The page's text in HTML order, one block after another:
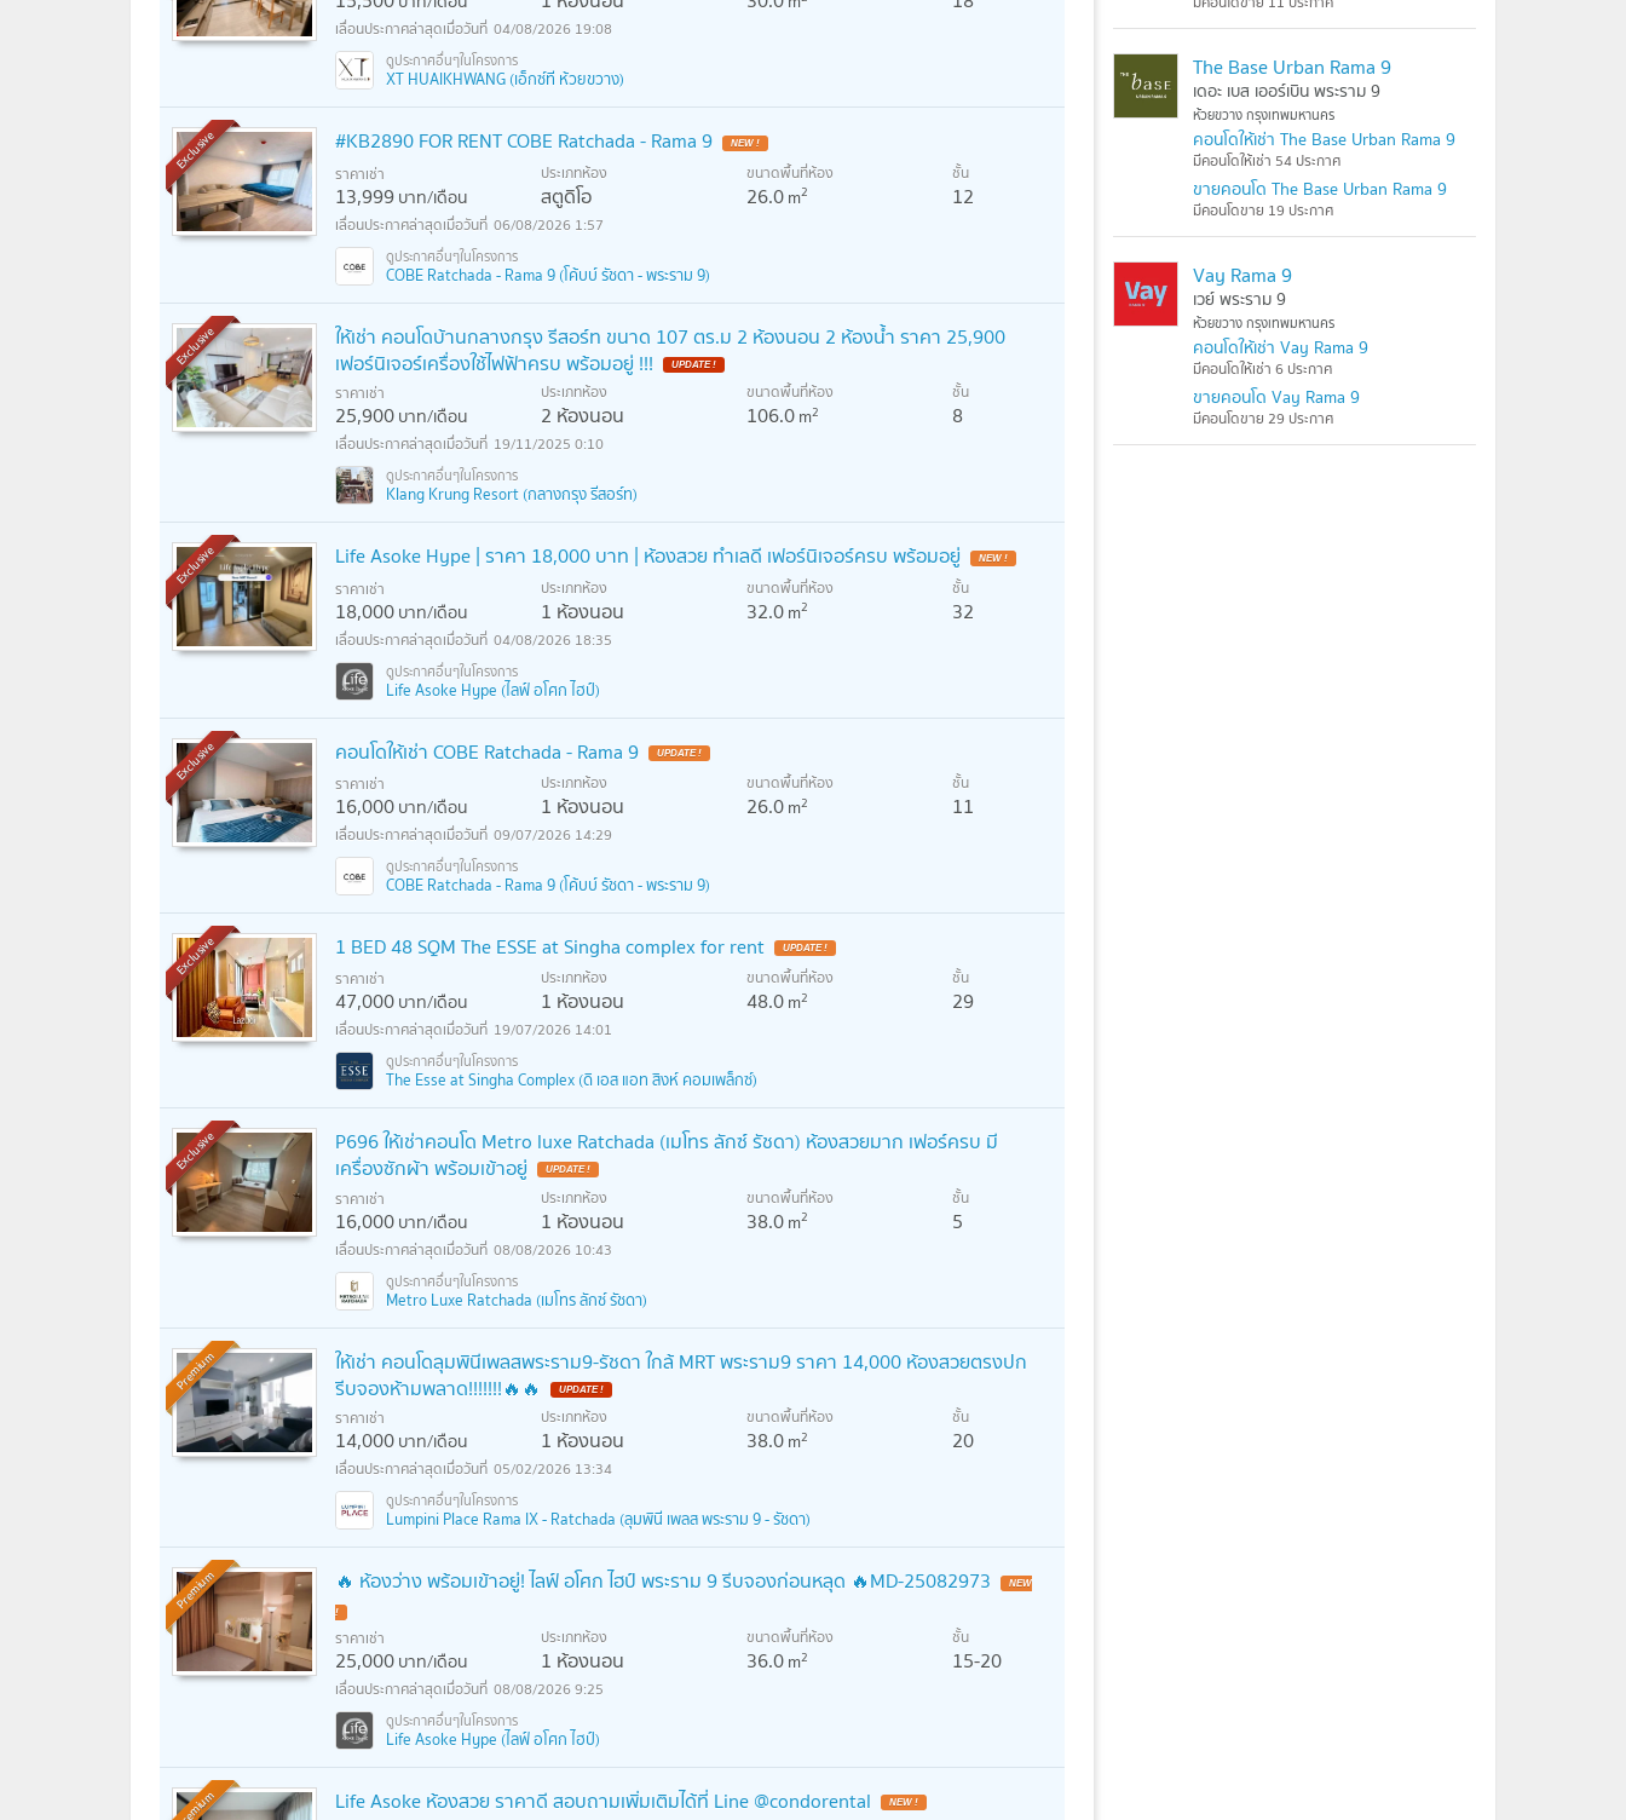
04/08/2026 19:08
XT HUAIKHWANG (เอ็กซ์ที ห้วยขวาง)
Exclusive #KB2890 FOR RENT COBE Ratchada - Rama 9
ราคาเช่า
13,999บาท/เดือน
ประเภทห้อง
สตูดิโอ
ขนาดพื้นที่ห้อง
26.0m2
ชั้น
12
06/08/2026 1:57
COBE Ratchada - Rama 9 (โค้บบ์ รัชดา - พระราม 9)
Exclusive
ให้เช่า คอนโดบ้านกลางกรุง รีสอร์ท ขนาด 107 ตร.ม 2 ห้องนอน 2 ห้องน้ำ ราคา 25,900
เฟอร์นิเจอร์เครื่องใช้ไฟฟ้าครบ พร้อมอยู่ !!!
ราคาเช่า
25,900บาท/เดือน
ประเภทห้อง
2 ห้องนอน
ขนาดพื้นที่ห้อง
106.0m2
ชั้น
8
19/11/2025 0:10
Klang Krung Resort (กลางกรุง รีสอร์ท)
Exclusive Life Asoke Hype | ราคา 18,000 บาท | ห้องสวย ทำเลดี เฟอร์นิเจอร์ครบ พร้อมอยู่
ราคาเช่า
18,000บาท/เดือน
ประเภทห้อง
1 ห้องนอน
ขนาดพื้นที่ห้อง
32.0m2
ชั้น
32
04/08/2026 18:35
Life Asoke Hype (ไลฟ์ อโศก ไฮป์)
Exclusive คอนโดให้เช่า COBE Ratchada - Rama 9
ราคาเช่า
16,000บาท/เดือน
ประเภทห้อง
1 ห้องนอน
ขนาดพื้นที่ห้อง
26.0m2
ชั้น
11
09/07/2026 14:29
COBE Ratchada - Rama 9 (โค้บบ์ รัชดา - พระราม 9)
Exclusive 1 BED 48 SQM The ESSE at Singha complex for rent
ราคาเช่า
47,000บาท/เดือน
ประเภทห้อง
1 ห้องนอน
ขนาดพื้นที่ห้อง
48.0m2
ชั้น
29
19/07/2026 14:01
The Esse at Singha Complex (ดิ เอส แอท สิงห์ คอมเพล็กซ์)
Exclusive
P696 ให้เช่าคอนโด Metro luxe Ratchada (เมโทร ลักซ์ รัชดา) ห้องสวยมาก เฟอร์ครบ มี
เครื่องซักผ้า พร้อมเข้าอยู่
ราคาเช่า
16,000บาท/เดือน
ประเภทห้อง
1 ห้องนอน
ขนาดพื้นที่ห้อง
38.0m2
ชั้น
5
08/08/2026 10:43
Metro Luxe Ratchada (เมโทร ลักซ์ รัชดา)
Premium
ให้เช่า คอนโดลุมพินีเพลสพระราม9-รัชดา ใกล้ MRT พระราม9 ราคา 14,000 ห้องสวยตรงปก
รีบจองห้ามพลาด!!!!!!!🔥🔥
ราคาเช่า
14,000บาท/เดือน
ประเภทห้อง
1 ห้องนอน
ขนาดพื้นที่ห้อง
38.0m2
ชั้น
20
05/02/2026 13:34
Lumpini Place Rama IX - Ratchada (ลุมพินี เพลส พระราม 9 - รัชดา)
Premium 🔥 ห้องว่าง พร้อมเข้าอยู่! ไลฟ์ อโศก ไฮป์ พระราม 9 รีบจองก่อนหลุด 🔥MD-25082973
ราคาเช่า
25,000บาท/เดือน
ประเภทห้อง
1 ห้องนอน
ขนาดพื้นที่ห้อง
36.0m2
ชั้น
15-20
08/08/2026 9:25
Life Asoke Hype (ไลฟ์ อโศก ไฮป์)
Premium Life Asoke ห้องสวย ราคาดี สอบถามเพิ่มเติมได้ที่ Line @condorental
The Base Urban Rama 9
เดอะ เบส เออร์เบิน พระราม 9
ห้วยขวาง กรุงเทพมหานคร
คอนโดให้เช่า The Base Urban Rama 9
มีคอนโดให้เช่า 54 ประกาศ
ขายคอนโด The Base Urban Rama 9
มีคอนโดขาย 19 ประกาศ
Vay Rama 9
เวย์ พระราม 9
ห้วยขวาง กรุงเทพมหานคร
คอนโดให้เช่า Vay Rama 9
มีคอนโดให้เช่า 6 ประกาศ
ขายคอนโด Vay Rama 9
มีคอนโดขาย 29 ประกาศ